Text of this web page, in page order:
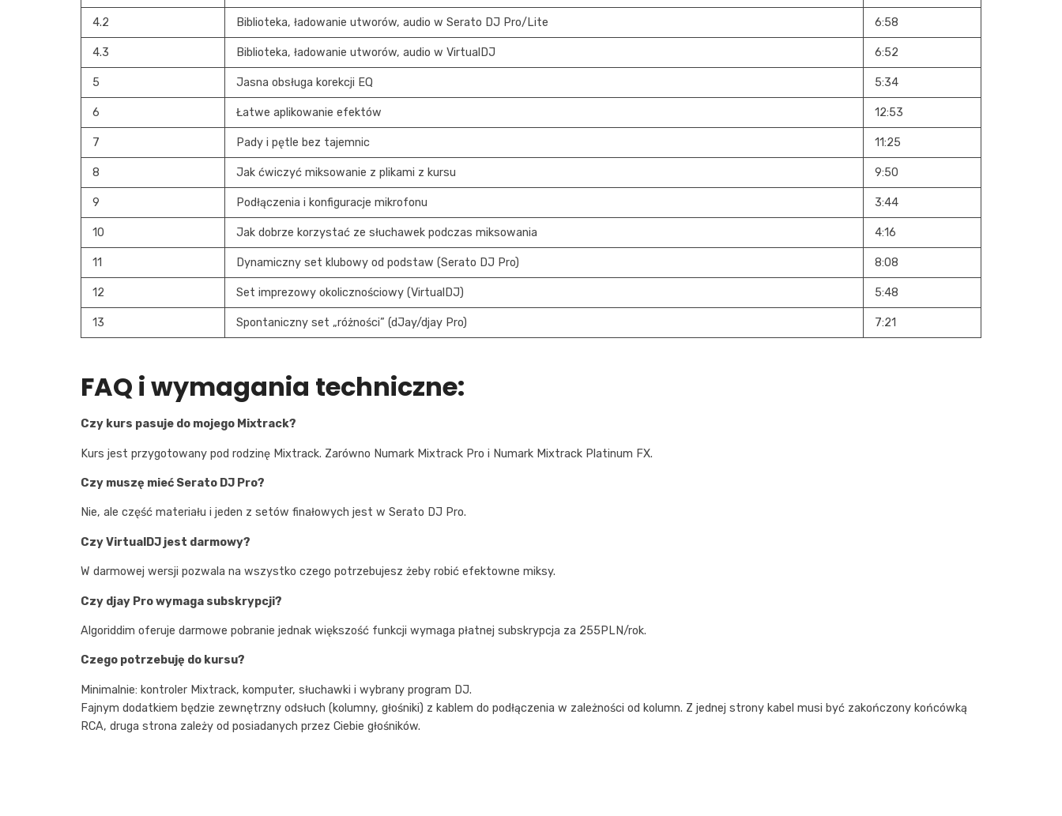
4.2 Biblioteka, ładowanie utworów, audio w Serato DJ Pro/Lite 6:58
4.3 Biblioteka, ładowanie utworów, audio w VirtualDJ 6:52
5 Jasna obsługa korekcji EQ 5:34
6 Łatwe aplikowanie efektów 12:53
7 Pady i pętle bez tajemnic 11:25
8 Jak ćwiczyć miksowanie z plikami z kursu 9:50
9 Podłączenia i konfiguracje mikrofonu 3:44
10 Jak dobrze korzystać ze słuchawek podczas miksowania 4:16
11 Dynamiczny set klubowy od podstaw (Serato DJ Pro) 8:08
12 Set imprezowy okolicznościowy (VirtualDJ) 5:48
13 Spontaniczny set „różności” (dJay/djay Pro) 7:21
FAQ i wymagania techniczne:
Czy kurs pasuje do mojego Mixtrack?
Kurs jest przygotowany pod rodzinę Mixtrack. Zarówno Numark Mixtrack Pro i Numark Mixtrack Platinum FX.
Czy muszę mieć Serato DJ Pro?
Nie, ale część materiału i jeden z setów finałowych jest w Serato DJ Pro.
Czy VirtualDJ jest darmowy?
W darmowej wersji pozwala na wszystko czego potrzebujesz żeby robić efektowne miksy.
Czy djay Pro wymaga subskrypcji?
Algoriddim oferuje darmowe pobranie jednak większość funkcji wymaga płatnej subskrypcja za 255PLN/rok.
Czego potrzebuję do kursu?
Minimalnie: kontroler Mixtrack, komputer, słuchawki i wybrany program DJ.
Fajnym dodatkiem będzie zewnętrzny odsłuch (kolumny, głośniki) z kablem do podłączenia w zależności od kolumn. Z jednej strony kabel musi być zakończony końcówką
RCA, druga strona zależy od posiadanych przez Ciebie głośników.